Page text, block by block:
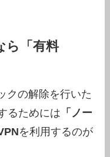
ら「有料
クの解除を行いた
るためには 「ノー
を利用するのが